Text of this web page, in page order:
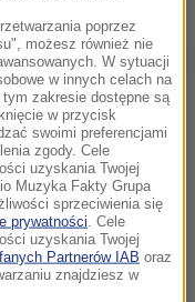
miała
bilansu
rankingu, ale też
trzeciej rundy
godzin na
ćwierćfinału
poprzez
możesz również nie
W sytuacji
w innych celach na
zakresie dostępne są
w przycisk
swoimi preferencjami
zgody. Cele
uzyskania Twojej
Muzyka Fakty Grupa
sprzeciwienia się
prywatności . Cele
uzyskania Twojej
Partnerów IAB oraz
znajdziesz w